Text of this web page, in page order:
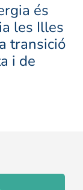
és
les Illes
transició
i de